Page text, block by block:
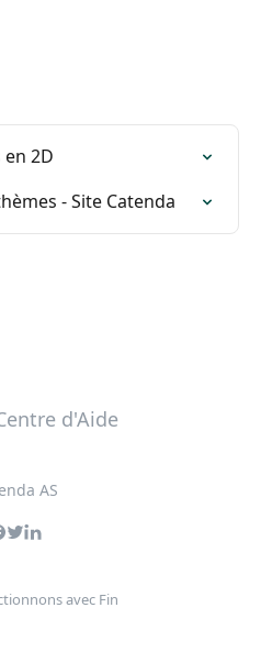
2D
- Site Catenda
d'Aide
AS
avec Fin